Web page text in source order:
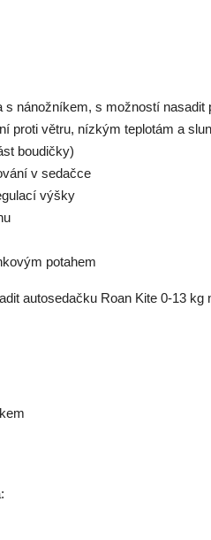
nánožníkem, s možností nasadit
proti větru, nízkým teplotám a
boudičky)
v sedačce
výšky
potahem
autosedačku Roan Kite 0-13